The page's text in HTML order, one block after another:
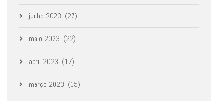
junho 2023 (27)
maio 2023 (22)
abril 2023 (17)
março 2023 (35)